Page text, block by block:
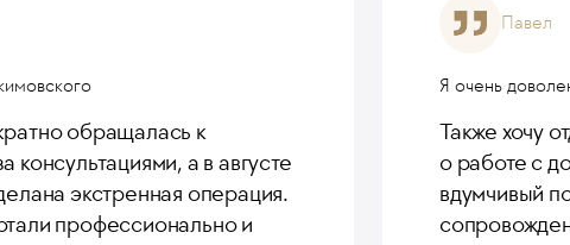
обращалась к
а в августе
экстренная операция.
профессионально и
Павел
Я очень
Также хочу
о работе с
вдумчивый